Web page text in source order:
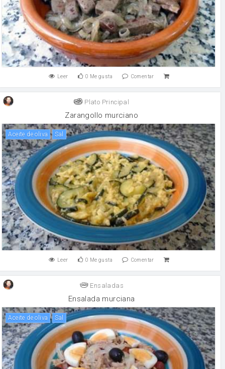
Leer 0 Me gusta Comentar
Plato Principal
Zarangollo murciano
aceite de oliva sal
Leer 0 Me gusta Comentar
Ensaladas
Ensalada murciana
aceite de oliva sal